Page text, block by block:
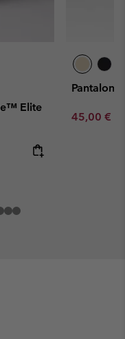
Elite
Minimum
45,00 €